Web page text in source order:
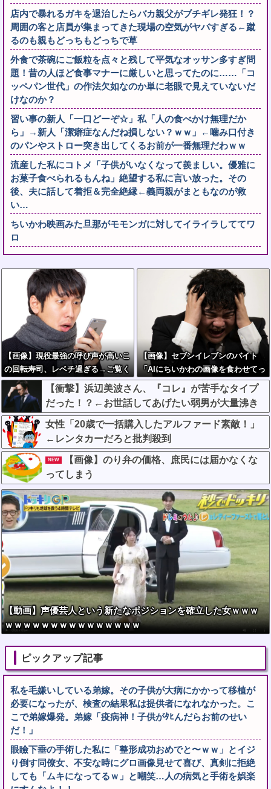
店内で暴れるガキを退治したらバカ親父がブチギレ発狂！？
周囲の客と店員が集まってきた現場の空気がヤバすぎる←蹴
るのも親もどっちもどっちで草
外食で茶碗にご飯粒を点々と残して平気なオッサン多すぎ問
題！昔の人ほど食事マナーに厳しいと思ってたのに……「コ
ッペパン世代」の作法欠如なのか単に老眼で見えていないだ
けなのか？
習い事の新人「一口どーぞ☆」私「人の食べかけ無理だか
ら」→新人「潔癖症なんだね損しない？ｗｗ」←噛み口付き
のパンやストロー突き出してくるお前が一番無理だわｗｗ
流産した私にコトメ「子供がいなくなって羨ましい。優雅に
お菓子食べられるもんね」絶望する私に言い放った。その
後、夫に話して着拒＆完全絶縁←義両親がまともなのが救
い…
ちいかわ映画みた旦那がモモンガに対してイライラしててワ
ロ
【画像】現役最強の呼び声が高いこ
の回転寿司、レベチ過ぎる→ご覧く
ださいw w w w w w w
【画像】セブンイレブンのバイト
「AIにちいかわの画像を食わせてっ
と………できた！」→とんでもない
ものが出来上がってしまうw w w w
w
【衝撃】浜辺美波さん、『コレ』が苦手なタイプ
だった！？←お世話してあげたい弱男が大量沸き
してしまうw w w w w w w w w
女性「20歳で一括購入したアルファード素敵！」
←レンタカーだろと批判殺到
NEW
【画像】のり弁の価格、庶民には届かなくな
ってしまう
【動画】声優芸人という新たなポジションを確立した女ｗｗｗ
ｗｗｗｗｗｗｗｗｗｗｗｗｗｗｗ
ピックアップ記事
私を毛嫌いしている弟嫁。その子供が大病にかかって移植が
必要になったが、検査の結果私は提供者になれなかった。こ
こで弟嫁爆発。弟嫁「疫病神！子供がﾀﾋんだらお前のせい
だ！」
眼瞼下垂の手術した私に「整形成功おめでと〜ｗｗ」とイジ
り倒す同僚女、不安な時にグロ画像見せて喜び、真剣に拒絶
しても「ムキになってるｗ」と嘲笑…人の病気と手術を娯楽